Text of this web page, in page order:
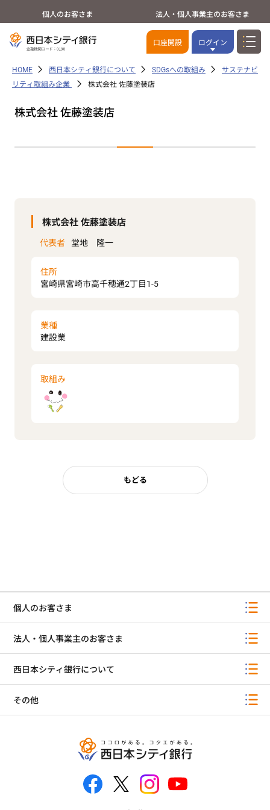
個人のお客さま 法人・個人事業主のお客さま
口座開設 ログイン
HOME 西日本シティ銀行について SDGsへの取組み
サステナビ
リティ取組み企業
株式会社 佐藤塗装店
株式会社 佐藤塗装店
株式会社 佐藤塗装店
代表者 堂地 隆一
住所
宮崎県宮崎市高千穂通2丁目1-5
業種
建設業
取組み
もどる
個人のお客さま
法人・個人事業主のお客さま
西日本シティ銀行について
その他